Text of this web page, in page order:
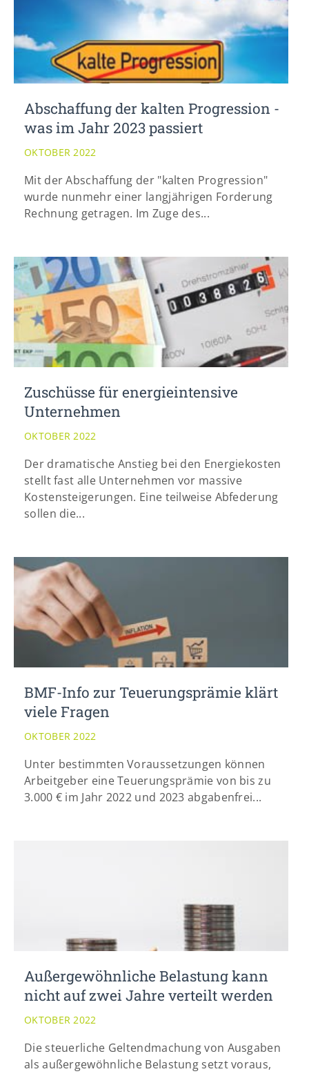
376-293 City Road, Suite 600
San Francisco, CA 94102
+44 1234 567 890
info@yourdomain.com
Abschaffung der kalten Progression -
was im Jahr 2023 passiert
OKTOBER 2022
Mit der Abschaffung der "kalten Progression"
wurde nunmehr einer langjährigen Forderung
Rechnung getragen. Im Zuge des...
Zuschüsse für energieintensive
Unternehmen
OKTOBER 2022
Der dramatische Anstieg bei den Energiekosten
stellt fast alle Unternehmen vor massive
Kostensteigerungen. Eine teilweise Abfederung
sollen die...
BMF-Info zur Teuerungsprämie klärt
viele Fragen
OKTOBER 2022
Unter bestimmten Voraussetzungen können
Arbeitgeber eine Teuerungsprämie von bis zu
3.000 € im Jahr 2022 und 2023 abgabenfrei...
Außergewöhnliche Belastung kann
nicht auf zwei Jahre verteilt werden
OKTOBER 2022
Die steuerliche Geltendmachung von Ausgaben
als außergewöhnliche Belastung setzt voraus,